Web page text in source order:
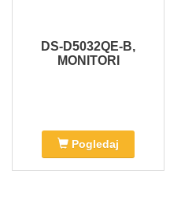
DS-D5032QE-B,
MONITORI
Pogledaj